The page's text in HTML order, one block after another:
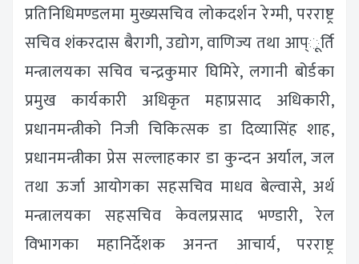
प्रतिनिधिमण्डलमा मुख्यसचिव लोकदर्शन रेग्मी, परराष्ट्र
सचिव शंकरदास बैरागी, उद्योग, वाणिज्य तथा आप्ूर्ति
मन्त्रालयका सचिव चन्द्रकुमार घिमिरे, लगानी बोर्डका
प्रमुख कार्यकारी अधिकृत महाप्रसाद अधिकारी,
प्रधानमन्त्रीको निजी चिकित्सक डा दिव्यासिंह शाह,
प्रधानमन्त्रीका प्रेस सल्लाहकार डा कुन्दन अर्याल, जल
तथा ऊर्जा आयोगका सहसचिव माधव बेल्वासे, अर्थ
मन्त्रालयका सहसचिव केवलप्रसाद भण्डारी, रेल
विभागका महानिर्देशक अनन्त आचार्य, परराष्ट्र